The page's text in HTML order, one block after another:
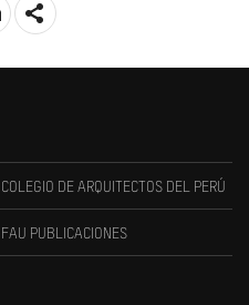
COLEGIO DE ARQUITECTOS DEL PERÚ
FAU PUBLICACIONES